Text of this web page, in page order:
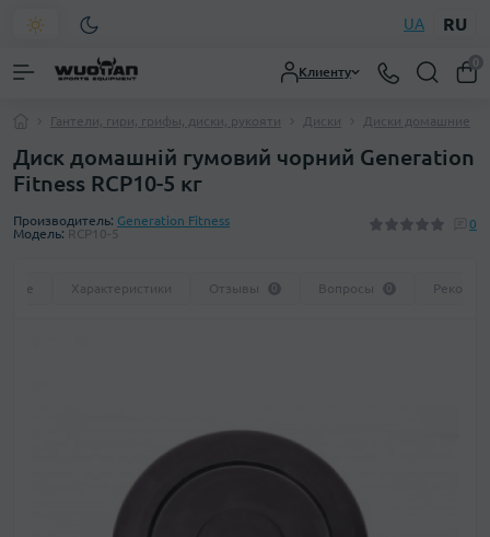
UA RU
Клиенту
0
Гантели, гири, грифы, диски, рукояти Диски Диски домашние
Диск домашній гумовий чорний Generation
Fitness RCP10-5 кг
Производитель: Generation Fitness
Модель: RCP10-5
0
Характеристики Отзывы 0 Вопросы 0